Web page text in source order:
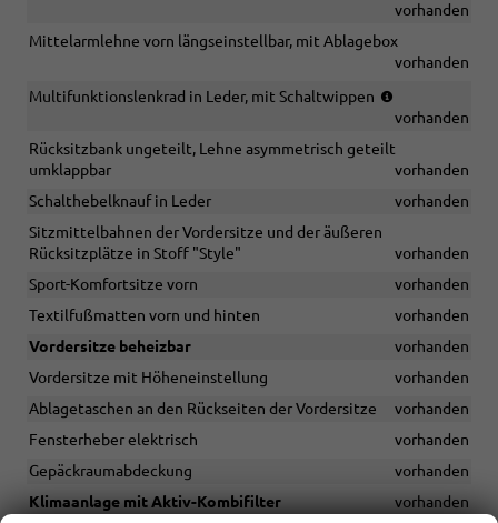
vorhanden
Mittelarmlehne vorn längseinstellbar, mit Ablagebox
vorhanden
Multifunktionslenkrad in Leder, mit Schaltwippen
DSG
vorhanden
Rücksitzbank ungeteilt, Lehne asymmetrisch geteilt
umklappbar
vorhanden
Schalthebelknauf in Leder
vorhanden
Sitzmittelbahnen der Vordersitze und der äußeren
Rücksitzplätze in Stoff "Style"
vorhanden
Sport-Komfortsitze vorn
vorhanden
Textilfußmatten vorn und hinten
vorhanden
Vordersitze beheizbar
vorhanden
Vordersitze mit Höheneinstellung
vorhanden
Ablagetaschen an den Rückseiten der Vordersitze
vorhanden
Fensterheber elektrisch
vorhanden
Gepäckraumabdeckung
vorhanden
Klimaanlage mit Aktiv-Kombifilter
vorhanden